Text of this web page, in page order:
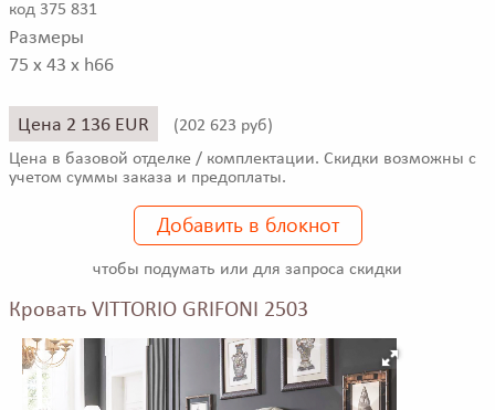
код 375 831
Размеры
75 x 43 x h66
Цена 2 136 EUR (202 623 руб)
Цена в базовой отделке / комплектации. Скидки возможны с
учетом суммы заказа и предоплаты.
Добавить в блокнот
чтобы подумать или для запроса скидки
Кровать VITTORIO GRIFONI 2503